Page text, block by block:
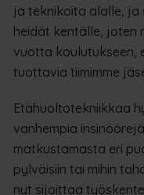
ja teknikoita alalle, ja
heidät kentälle, joten
vuotta koulutukseen,
tuottavia tiimimme
Etähuoltotekniikkaa
vanhempia
matkustamasta eri
pylväisiin tai mihin
nyt sijoittaa